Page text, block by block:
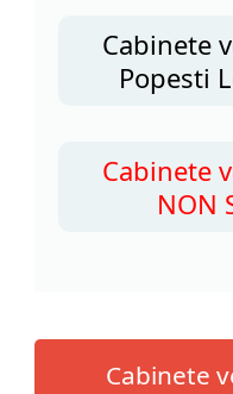
Cabinete
Popesti
Cabinete
NON
Cabinete